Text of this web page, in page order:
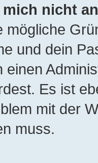
nicht
mögliche
und dein
einen
Es ist
mit der
muss.